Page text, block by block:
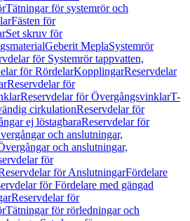
Tätningar för systemrör och
Fästen för
Set skruv för
Geberit MeplaSystemrör
för Systemrör tappvatten,
för RördelarKopplingarReservdelar
Reservdelar för
Reservdelar för ÖvergångsvinklarT-
cirkulationReservdelar för
ej löstagbaraReservdelar för
och anslutningar,
och anslutningar,
för
för AnslutningarFördelare
för Fördelare med gängad
Reservdelar för
Tätningar för rörledningar och